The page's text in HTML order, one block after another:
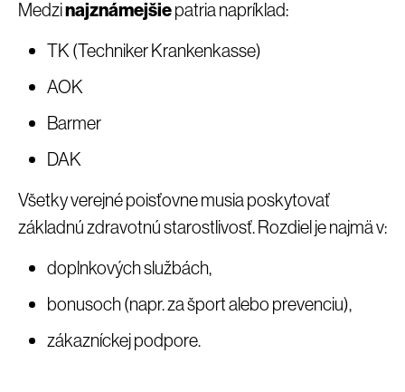
Medzinajznámejšiepatria napríklad:
TK (Techniker Krankenkasse)
AOK
Barmer
DAK
Všetky verejné poisťovne musia poskytovať
základnú zdravotnú starostlivosť. Rozdiel je najmä v:
doplnkových službách,
bonusoch (napr. za šport alebo prevenciu),
zákazníckej podpore.